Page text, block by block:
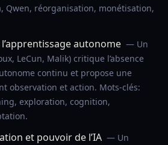
Qwen, réorganisation, monétisation,
autonome — Un
LeCun, Malik) critique l’absence
continu et propose une
observation et action. Mots-clés:
exploration, cognition,
et pouvoir de l’IA — Un